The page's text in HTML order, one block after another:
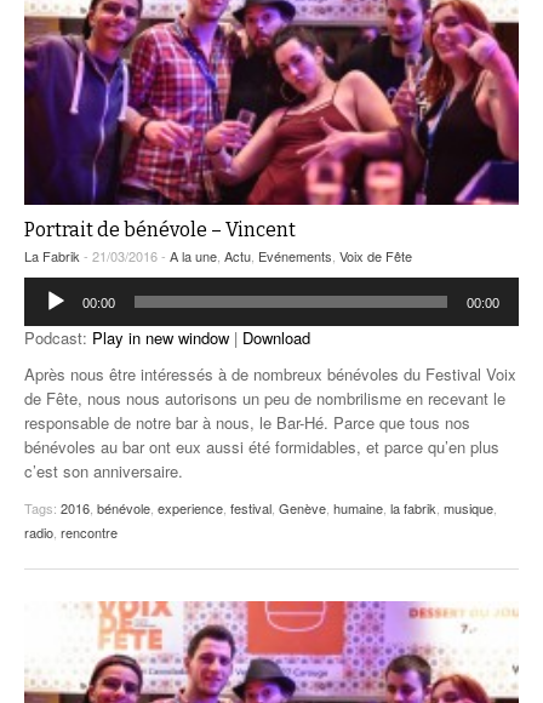
Portrait de bénévole – Vincent
La Fabrik- 21/03/2016 - A la une, Actu, Evénements, Voix de Fête
Lecteur
audio
00:00 00:00
Podcast: Play in new window | Download
Après nous être intéressés à de nombreux bénévoles du Festival Voix
de Fête, nous nous autorisons un peu de nombrilisme en recevant le
responsable de notre bar à nous, le Bar-Hé. Parce que tous nos
bénévoles au bar ont eux aussi été formidables, et parce qu’en plus
c’est son anniversaire.
Tags: 2016, bénévole, experience, festival, Genève, humaine, la fabrik, musique,
radio, rencontre